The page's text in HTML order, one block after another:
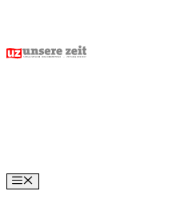
content
Menu